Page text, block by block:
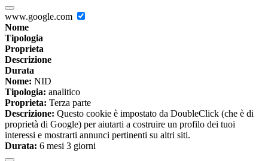
www.google.com
Nome
Tipologia
Proprieta
Descrizione
Durata
Nome: NID
Tipologia: analitico
Proprieta: Terza parte
Descrizione: Questo cookie è impostato da DoubleClick (che è di
proprietà di Google) per aiutarti a costruire un profilo dei tuoi
interessi e mostrarti annunci pertinenti su altri siti.
Durata: 6 mesi 3 giorni